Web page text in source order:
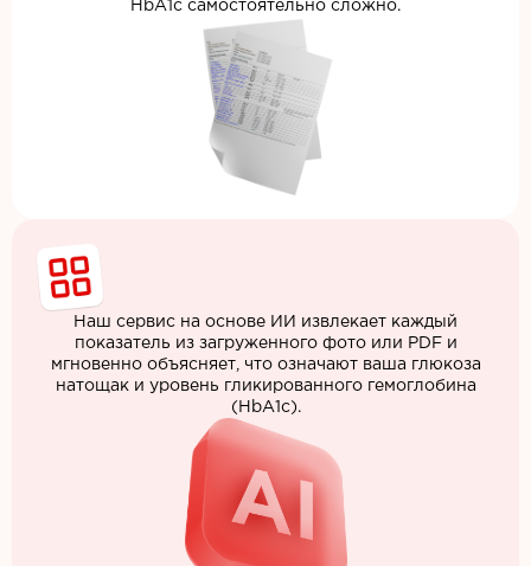
HbA1c самостоятельно сложно.
Наш сервис на основе ИИ извлекает каждый
показатель из загруженного фото или PDF и
мгновенно объясняет, что означают ваша глюкоза
натощак и уровень гликированного гемоглобина
(HbA1c).